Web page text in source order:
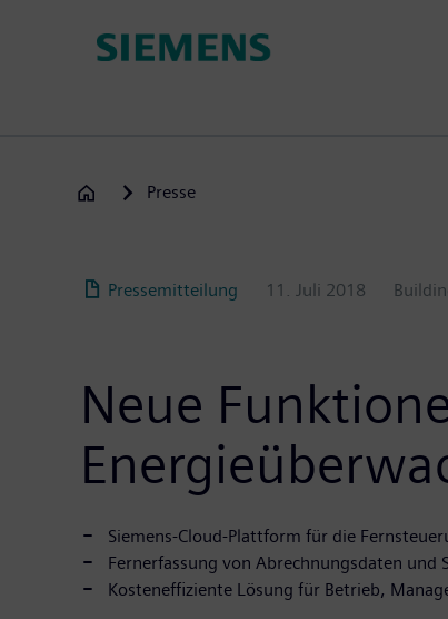
Presse
Pressemitteilung 11. Juli 2018
Neue
Siemens-Cloud-Plattform für die
Fernerfassung von Abrechnungsdaten und
Kosteneffiziente Lösung für Betrieb,